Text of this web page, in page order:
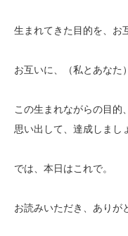
生まれてきた目的を、お
お互いに、（私とあなた）
この生まれながらの目的、
思い出して、達成しまし
では、本日はこれで。
お読みいただき、ありが